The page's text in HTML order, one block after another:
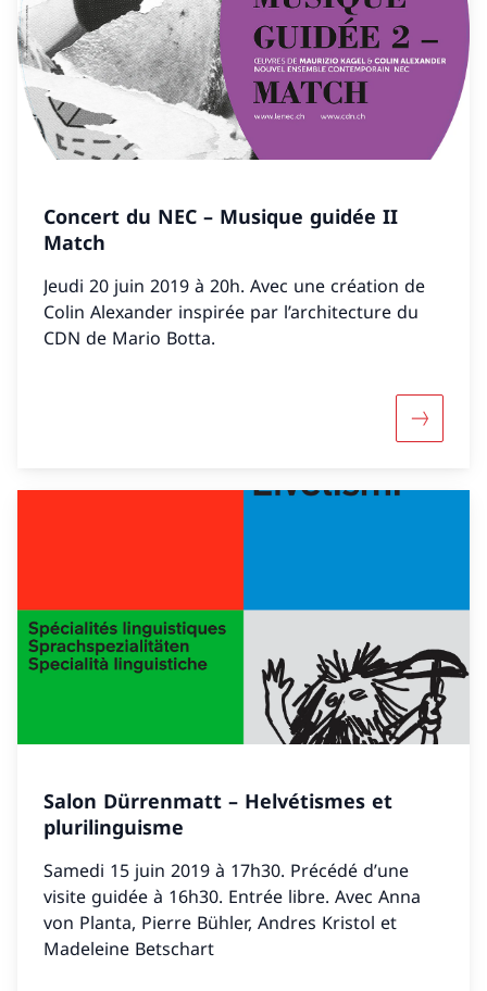
Concert du NEC – Musique guidée II
Match
Jeudi 20 juin 2019 à 20h. Avec une création de
Colin Alexander inspirée par l’architecture du
CDN de Mario Botta.
Mehr
Salon Dürrenmatt – Helvétismes et
plurilinguisme
Samedi 15 juin 2019 à 17h30. Précédé d’une
visite guidée à 16h30. Entrée libre. Avec Anna
von Planta, Pierre Bühler, Andres Kristol et
Madeleine Betschart